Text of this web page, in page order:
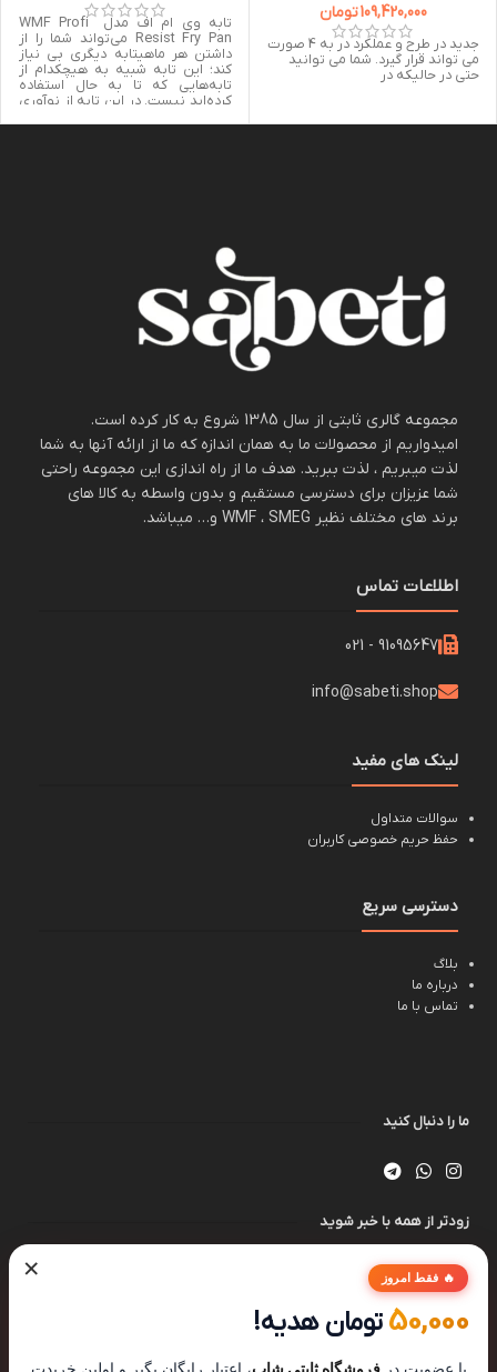
109,420,000تومان
جدید در طرح و عملکرد در به 4 صورت
می تواند قرار گیرد. شما می توانید
حتی در حالیکه در
تابه وی ام اف مدل WMF Profi
Resist Fry Pan می‌تواند شما را از
داشتن هر ماهیتابه دیگری بی نیاز
کند؛ این تابه شبیه به هیچکدام از
تابه‌هایی که تا به حال استفاده
کرده‌اید نیست. در این تابه از نوآوری
مجموعه گالری ثابتی از سال 1385 شروع به کار کرده است.
امیدواریم از محصولات ما به همان اندازه که ما از ارائه آنها به شما
لذت میبریم ، لذت ببرید. هدف ما از راه اندازی این مجموعه راحتی
شما عزیزان برای دسترسی مستقیم و بدون واسطه به کالا های
برند های مختلف نظیر WMF ، SMEG و… میباشد.
اطلاعات تماس
91095647 - 021
info@sabeti.shop
لینک های مفید
سوالات متداول
حفظ حریم خصوصی کاربران
دسترسی سریع
بلاگ
درباره ما
تماس با ما
ما را دنبال کنید
زودتر از همه با خبر شوید
× 🔥 فقط امروز
50,000تومان هدیه!
با عضویت درفروشگاه ثابتی شاپ، اعتبار رایگان بگیر و اولین خریدت